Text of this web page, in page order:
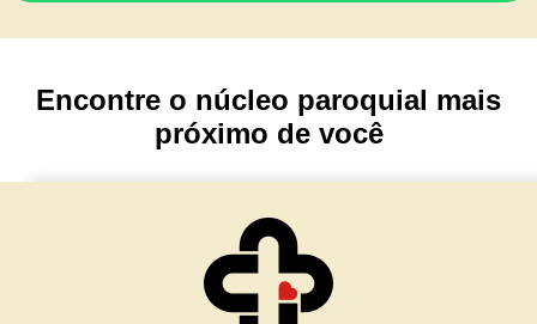
TESOURARIA
Núcleo Imaculada Conceição
Morro Reuter/RS
Encontre o núcleo paroquial mais
próximo de você